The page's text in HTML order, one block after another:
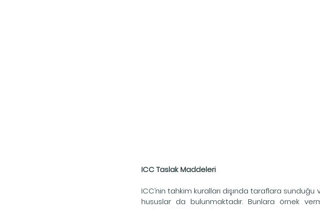
ICC Taslak Maddeleri
ICC’nin tahkim kuralları dışında taraflara
hususlar da bulunmaktadır. Bunlara örnek